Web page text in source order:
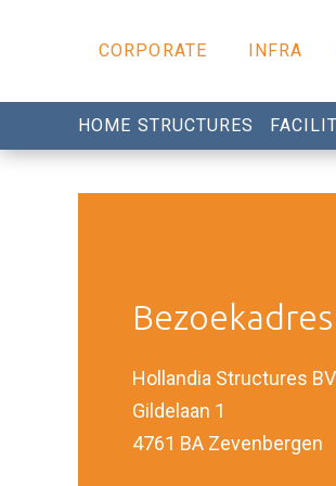
CORPORATE INFRA
HOME STRUCTURES
Bezoekadres
Hollandia Structures BV
Gildelaan 1
4761 BA Zevenbergen